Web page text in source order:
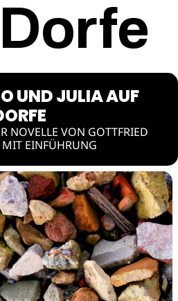
UND JULIA AUF
NOVELLE VON GOTTFRIED
EINFÜHRUNG